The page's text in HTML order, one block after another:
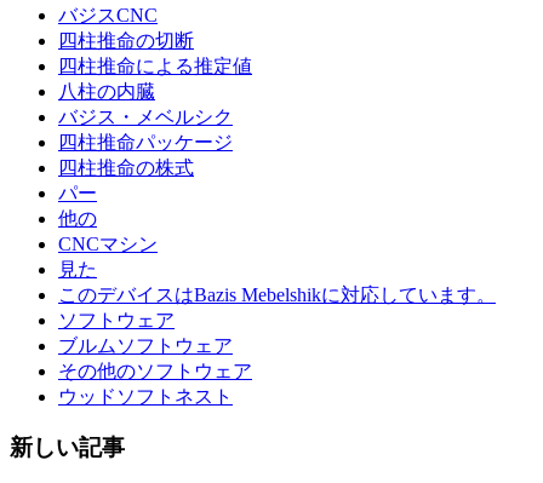
バジスCNC
四柱推命の切断
四柱推命による推定値
八柱の内臓
バジス・メベルシク
四柱推命パッケージ
四柱推命の株式
パー
他の
CNCマシン
見た
このデバイスはBazis Mebelshikに対応しています。
ソフトウェア
ブルムソフトウェア
その他のソフトウェア
ウッドソフトネスト
新しい記事